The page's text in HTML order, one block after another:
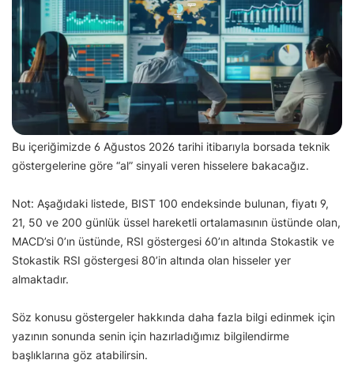
Bu içeriğimizde 6 Ağustos 2026 tarihi itibarıyla borsada teknik
göstergelerine göre “al” sinyali veren hisselere bakacağız.
Not: Aşağıdaki listede, BIST 100 endeksinde bulunan, fiyatı 9,
21, 50 ve 200 günlük üssel hareketli ortalamasının üstünde olan,
MACD’si 0’ın üstünde, RSI göstergesi 60’ın altında Stokastik ve
Stokastik RSI göstergesi 80’in altında olan hisseler yer
almaktadır.
Söz konusu göstergeler hakkında daha fazla bilgi edinmek için
yazının sonunda senin için hazırladığımız bilgilendirme
başlıklarına göz atabilirsin.